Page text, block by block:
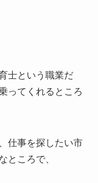
士という職業だ
ってくれるところ
仕事を探したい市
ところで、